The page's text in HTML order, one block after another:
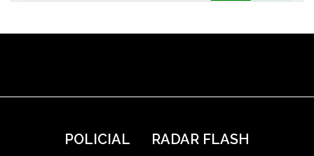
POLICIAL RADAR FLASH